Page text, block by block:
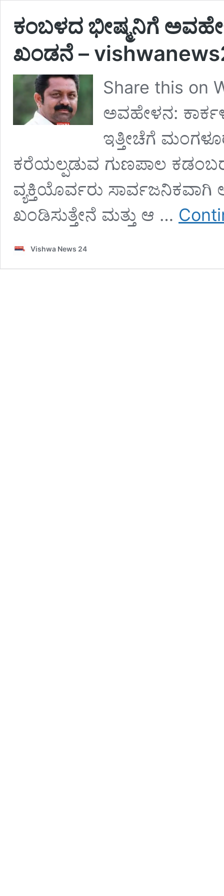
ಕಂಬಳದ ಭೀಷ್ಮನಿಗೆ
ಖಂಡನೆ –
Share this on
ಅವಹೇಳನ:
ಇತ್ತೀಚೆಗೆ
ಕರೆಯಲ್ಪಡುವ ಗುಣಪಾಲ
ವ್ಯಕ್ತಿಯೊರ್ವರು ಸಾರ್ವಜನಿಕವಾಗಿ
ಖಂಡಿಸುತ್ತೇನೆ ಮತ್ತು ಆ …
Vishwa News 24